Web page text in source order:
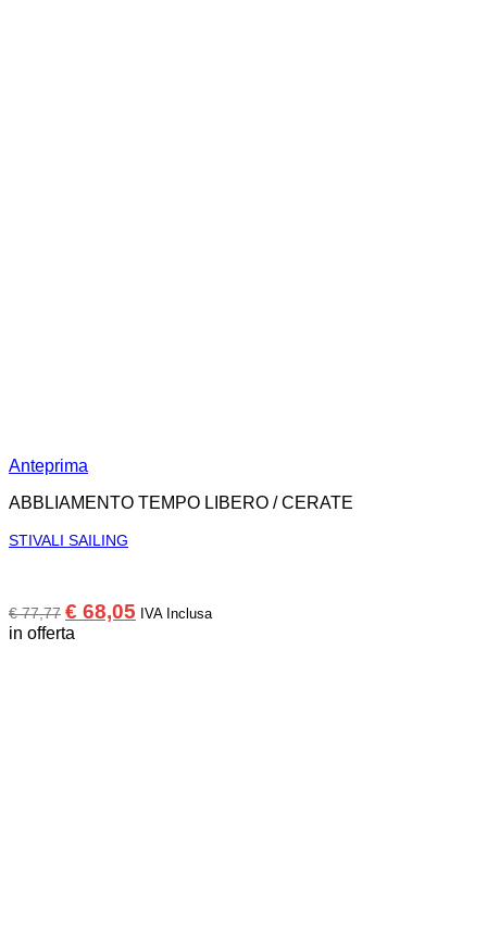
Anteprima
ABBLIAMENTO TEMPO LIBERO / CERATE
STIVALI SAILING
€77,77 Il
prezzo
€ 68,05 IlIVA Inclusa
in offerta